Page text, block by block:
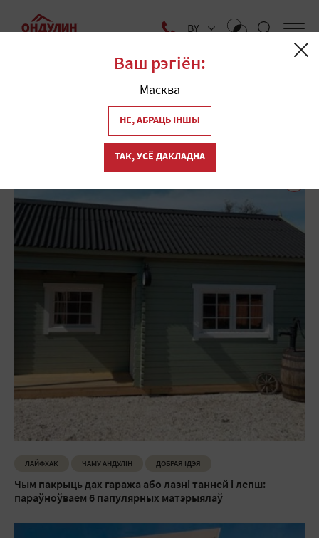
BY
Блог аб даху
ЛАЙФХАК ЧАМУ АНДУЛIН ДОБРАЯ ІДЭЯ
Чым пакрыць дах гаража або лазні танней і лепш:
параўноўваем 6 папулярных матэрыялаў
Ваш рэгіён:
Масква
НЕ, АБРАЦЬ ІНШЫ
ТАК, УСЁ ДАКЛАДНА